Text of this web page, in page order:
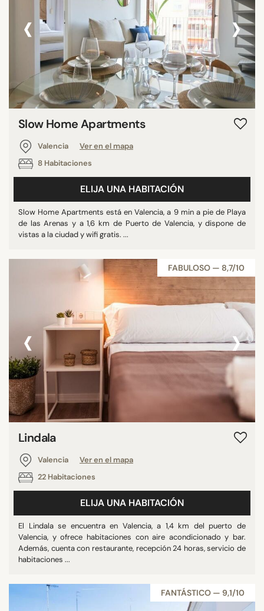
‹ ›
Slow Home Apartments
Valencia
Ver en el mapa
8 Habitaciones
ELIJA UNA HABITACIÓN
Slow Home Apartments está en Valencia, a 9 min a pie de Playa
de las Arenas y a 1,6 km de Puerto de Valencia, y dispone de
vistas a la ciudad y wifi gratis. ...
FABULOSO — 8,7/10
‹ ›
Lindala
Valencia
Ver en el mapa
22 Habitaciones
ELIJA UNA HABITACIÓN
El Lindala se encuentra en Valencia, a 1,4 km del puerto de
Valencia, y ofrece habitaciones con aire acondicionado y bar.
Además, cuenta con restaurante, recepción 24 horas, servicio de
habitaciones ...
FANTÁSTICO — 9,1/10